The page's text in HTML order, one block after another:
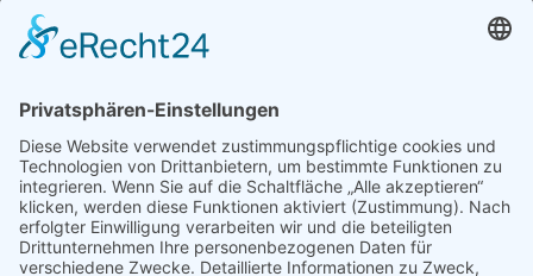
17258 Feldberger Seenlandschaft
info@blucomp.de
Empfehlen Sie uns
Facebook
TwitterXing LinkedInE-mail